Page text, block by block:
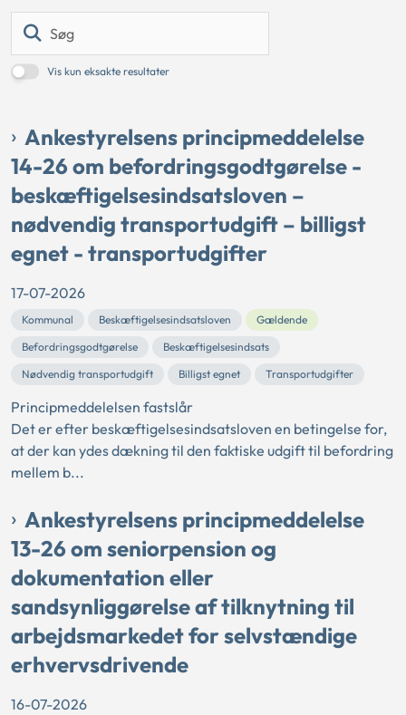
Vis kun eksakte resultater
Ankestyrelsens principmeddelelse
14-26 om befordringsgodtgørelse -
beskæftigelsesindsatsloven –
nødvendig transportudgift – billigst
egnet - transportudgifter
17-07-2026
Kommunal Beskæftigelsesindsatsloven
Gældende
Befordringsgodtgørelse
Beskæftigelsesindsats
Nødvendig transportudgift
Billigst egnet Transportudgifter
Principmeddelelsen fastslår
Det er efter beskæftigelsesindsatsloven en betingelse for,
at der kan ydes dækning til den faktiske udgift til befordring
mellem b...
Ankestyrelsens principmeddelelse
13-26 om seniorpension og
dokumentation eller
sandsynliggørelse af tilknytning til
arbejdsmarkedet for selvstændige
erhvervsdrivende
16-07-2026